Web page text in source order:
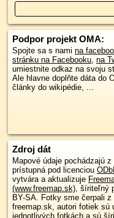
Podpor projekt OMA:
Spojte sa s nami na
stránku na Facebooku, na
umiestnite odkaz na svoju
Ale hlavne doplňte dáta do
články do wikipédie, ...
Zdroj dát
Mapové údaje pochádzajú z
prístupná pod licenciou
vytvára a aktualizuje
(www.freemap.sk), šíriteľný
BY-SA. Fotky sme čerpali z
freemap.sk, autori fotiek sú
jednotlivých fotkách a sú